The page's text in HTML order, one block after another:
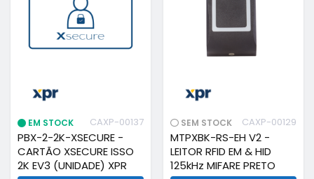
EM STOCK CAXP-00137
PBX-2-2K-XSECURE -
CARTÃO XSECURE ISSO
2K EV3 (UNIDADE) XPR
SEM STOCK CAXP-00129
MTPXBK-RS-EH V2 -
LEITOR RFID EM & HID
125kHz MIFARE PRETO